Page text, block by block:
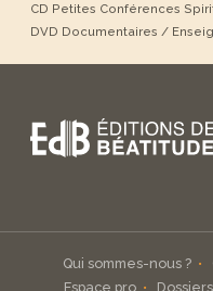
CD Petites Conférences
DVD Documentaires /
Qui sommes-nous ?
Espace pro